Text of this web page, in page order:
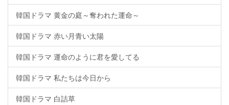
韓国ドラマ 黄金の庭～奪われた運命～
韓国ドラマ 赤い月青い太陽
韓国ドラマ 運命のように君を愛してる
韓国ドラマ 私たちは今日から
韓国ドラマ 白詰草